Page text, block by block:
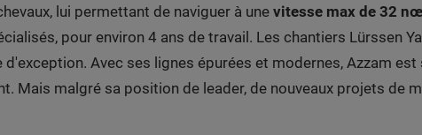
lui permettant de naviguer à une vitesse max de 32
pour environ 4 ans de travail. Les chantiers Lürssen
Avec ses lignes épurées et modernes, Azzam
Mais malgré sa position de leader, de nouveaux projets de